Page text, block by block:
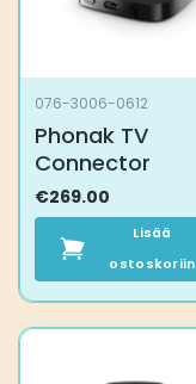
076-3006-0612
Phonak TV
Connector
€269.00
Lisää
ostoskoriin